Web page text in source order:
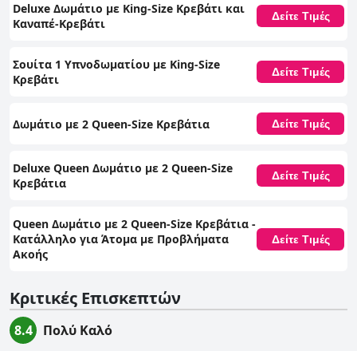
Deluxe Δωμάτιο με King-Size Κρεβάτι και
Καναπέ-Κρεβάτι
Δείτε Τιμές
Σουίτα 1 Υπνοδωματίου με King-Size
Κρεβάτι
Δείτε Τιμές
Δωμάτιο με 2 Queen-Size Κρεβάτια Δείτε Τιμές
Deluxe Queen Δωμάτιο με 2 Queen-Size
Κρεβάτια
Δείτε Τιμές
Queen Δωμάτιο με 2 Queen-Size Κρεβάτια -
Κατάλληλο για Άτομα με Προβλήματα
Ακοής
Δείτε Τιμές
Κριτικές Επισκεπτών
8.4
Πολύ Καλό